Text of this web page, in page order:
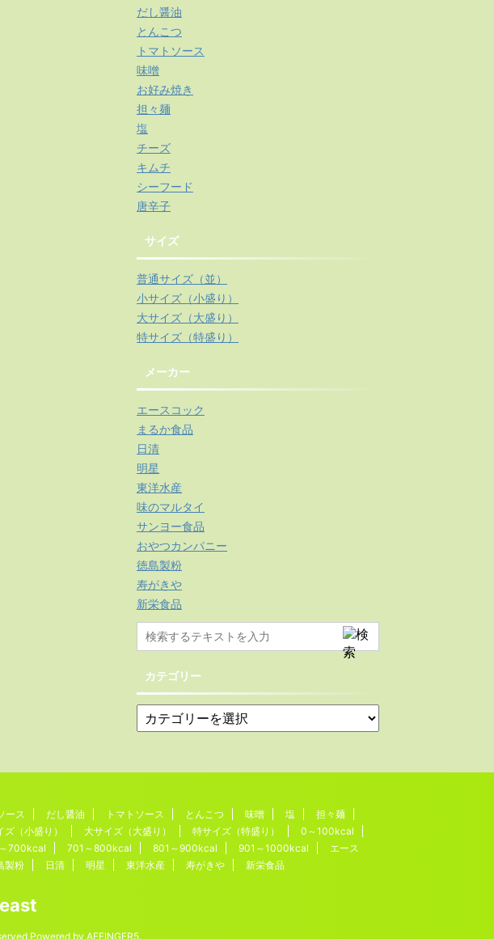
だし醤油
とんこつ
トマトソース
味噌
お好み焼き
担々麺
塩
チーズ
キムチ
シーフード
唐辛子
サイズ
普通サイズ（並）
小サイズ（小盛り）
大サイズ（大盛り）
特サイズ（特盛り）
メーカー
エースコック
まるか食品
日清
明星
東洋水産
味のマルタイ
サンヨー食品
おやつカンパニー
徳島製粉
寿がきや
新栄食品
カテゴリー
ース だし醤油 トマトソース とんこつ 味噌 塩
担々麺
ズ（小盛り） 大サイズ（大盛り） 特サイズ（特盛り）
0～100kcal
700kcal 701～800kcal 801～900kcal 901～1000kcal
エース
製粉 日清 明星 東洋水産 寿がきや 新栄食品
Powered by AFFINGER5.